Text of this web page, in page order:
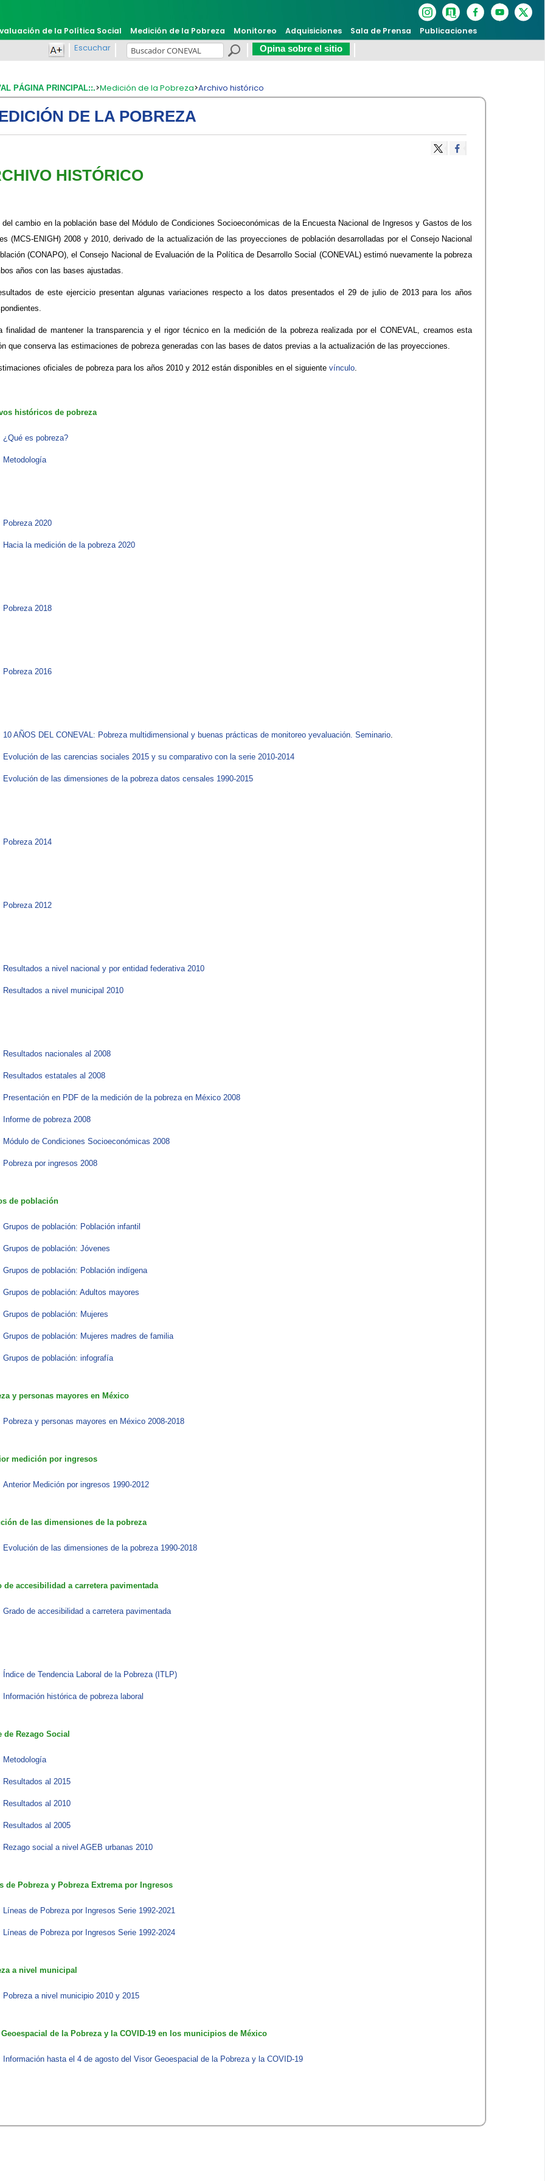
de la Política Social Medición de la Pobreza Monitoreo Adquisiciones Sala de Prensa Publicaciones
Escuchar Opina sobre el sitio
PÁGINA PRINCIPAL::.>Medición de la Pobreza>Archivo histórico
DE LA POBREZA
HISTÓRICO
cambio en la población base del Módulo de Condiciones Socioeconómicas de la Encuesta Nacional de Ingresos y Gastos de los
(MCS-ENIGH) 2008 y 2010, derivado de la actualización de las proyecciones de población desarrolladas por el Consejo Nacional
(CONAPO), el Consejo Nacional de Evaluación de la Política de Desarrollo Social (CONEVAL) estimó nuevamente la pobreza
años con las bases ajustadas.
de este ejercicio presentan algunas variaciones respecto a los datos presentados el 29 de julio de 2013 para los años
finalidad de mantener la transparencia y el rigor técnico en la medición de la pobreza realizada por el CONEVAL, creamos esta
que conserva las estimaciones de pobreza generadas con las bases de datos previas a la actualización de las proyecciones.
oficiales de pobreza para los años 2010 y 2012 están disponibles en el siguientevínculo​.
históricos de pobreza
¿Qué es pobreza?
Metodología
Pobreza 2020
Hacia la medición de la pobreza 2020
Pobreza 2018
Pobreza 2016
10 AÑOS DEL CONEVAL: Pobreza multidimensional y buenas prácticas de monitoreo yevaluación. Seminario.
​​​Evolución de las carencias sociales 2015 y su comparativo con la serie 2010-2014​​
Evolución de las dimensiones de la pobreza datos censales 1990-2015​​​
Pobreza 2014​​
Pobreza 2012​
Resultados a nivel nacional y por entidad federativa 2010
Resultados a nivel municipal 2010
Resultados nacionales al 2008
Resultados estatales al 2008
Presentación en PDF de la medición de la pobreza en México 2008
Informe de pobreza 2008
Módulo de Condiciones Socioeconómicas 2008
Pobreza por ingresos 2008​
de población
Grupos de población: Población infantil
Grupos de población: Jóvenes
Grupos de población: Población indígena
Grupos de población: Adultos mayores
Grupos de población: Mujeres
Grupos de población: Mujeres madres de familia
Grupos de población: infografía​​
y personas mayores en México
Pobreza y personas mayores en México 2008-2018​​
medición por ingresos
Anterior Medición por ingresos 1990-2012​​
de las dimensiones de la pobreza
Evolución de las dimensiones de la pobreza 1990-2018
de accesibilidad a carretera pavimentada
Grado de accesibilidad a carretera pavimentada
Índice de Tendencia Laboral de la Pobreza (ITLP)​
Información histórica de pobreza laboral
de Rezago Social
Metodología
Resultados al 2015
Resultados al 2010
Resultados al 2005
Rezago social a nivel AGEB urbanas 2010
de Pobreza y Pobreza Extrema por Ingresos
Líneas de Pobreza por Ingresos​​ Serie 1992-2021
Líneas de Pobreza por Ingresos​​ Serie 1992-2024
a nivel municipal
Pobreza a nivel municipio 2010 y 2015​​
de la Pobreza y la COVID-19​ en los municipios de México
Información hasta el 4 de agosto del Visor Geoespacial de la Pobreza y la COVID-19​​